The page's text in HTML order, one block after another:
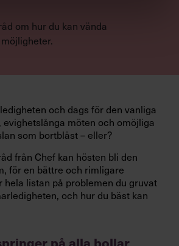
om hur du kan vända
ledigheten och dags för den vanliga
möten och omöjliga
som bortblåst – eller?
från Chef kan hösten bli den
för en bättre och rimligare
listan på problemen du gruvat
och hur du bäst kan